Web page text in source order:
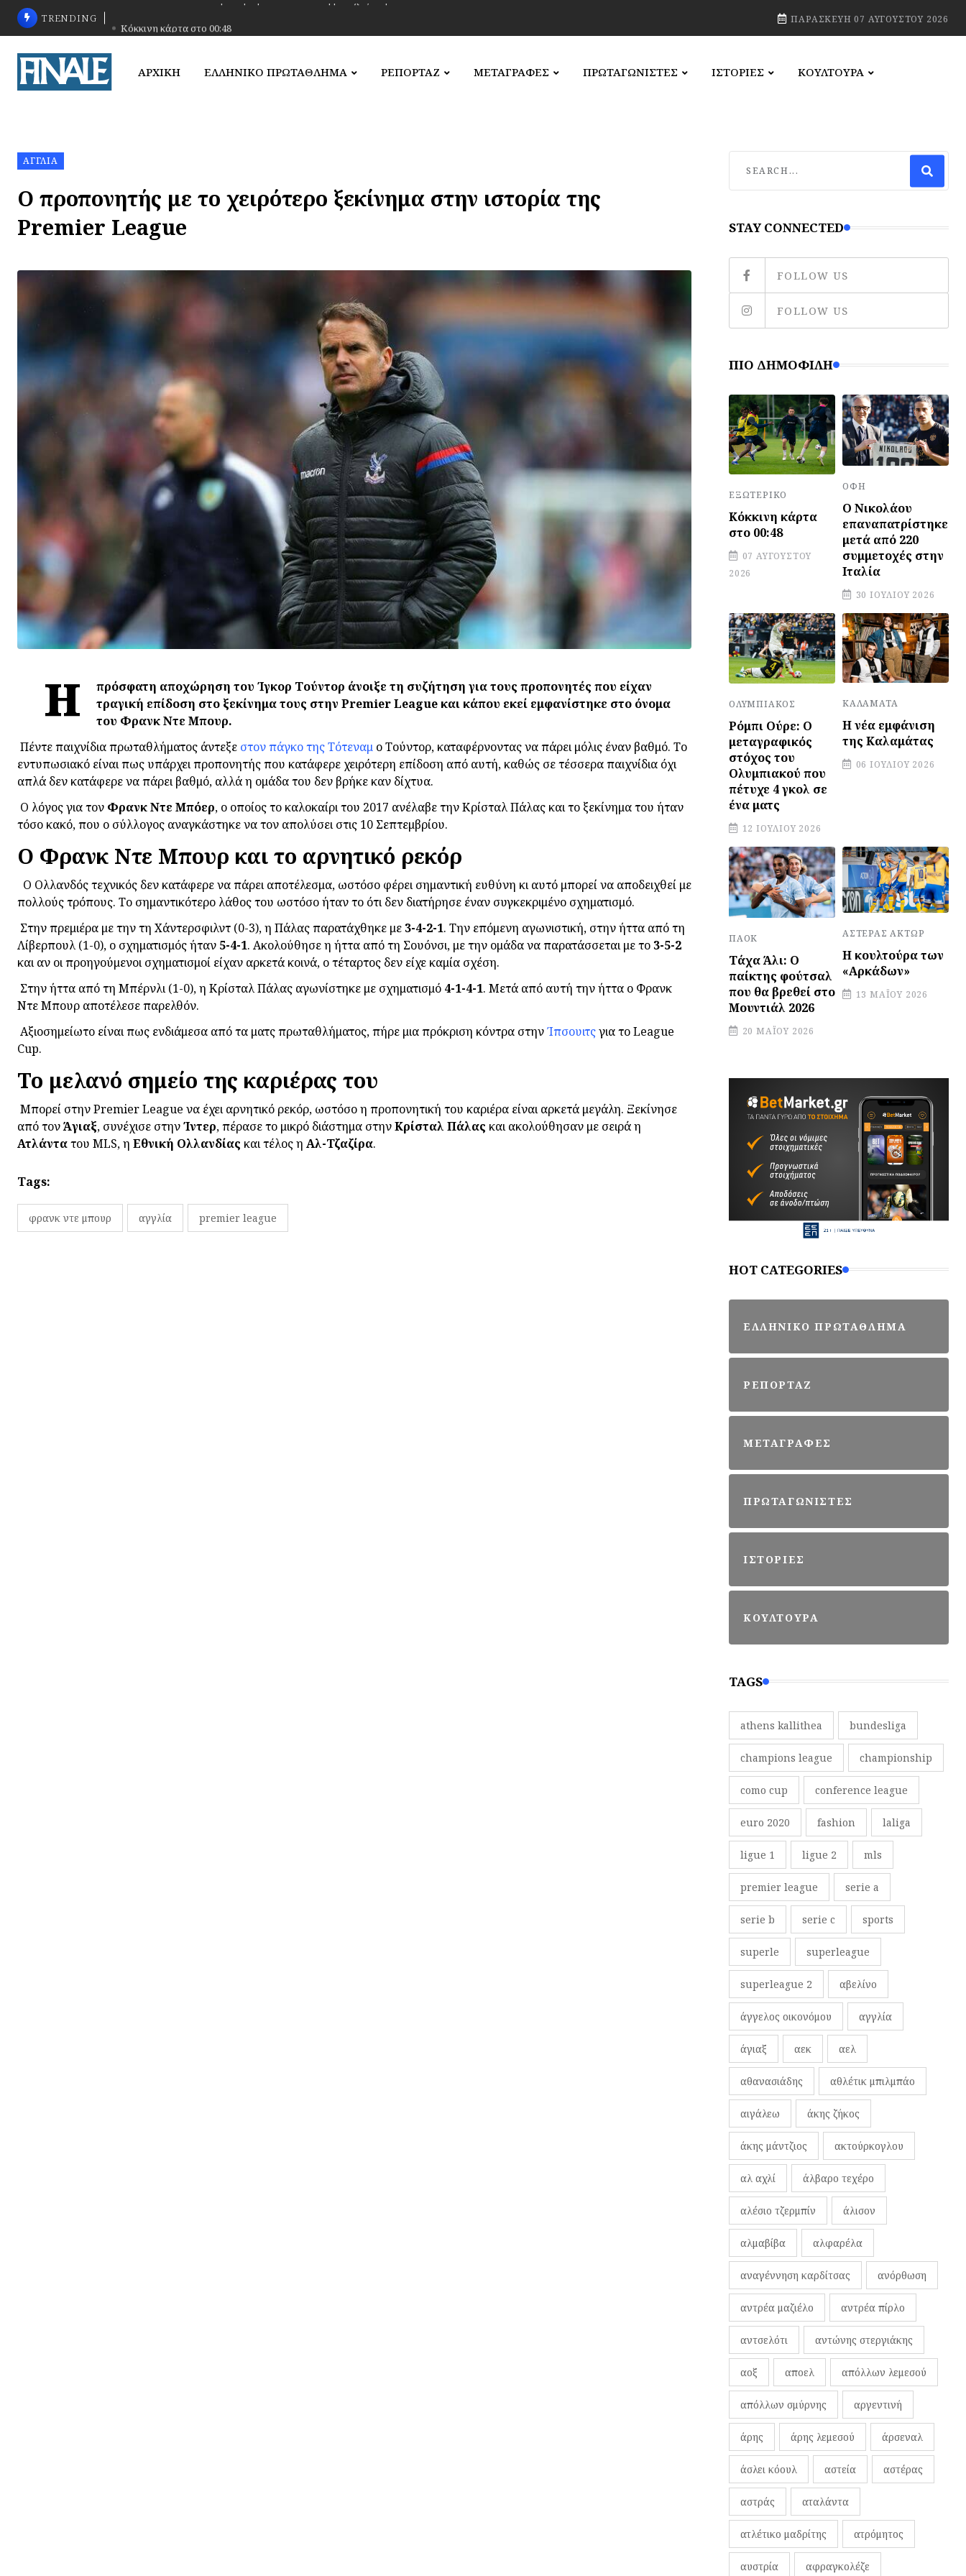
TRENDING ΠΑΡΑΣΚΕΥΉ 07 ΑΥΓΟΎΣΤΟΥ 2026
ΑΡΧΙΚΗ ΕΛΛΗΝΙΚΟ ΠΡΩΤΑΘΛΗΜΑ ΡΕΠΟΡΤΑΖ ΜΕΤΑΓΡΑΦΕΣ ΠΡΩΤΑΓΩΝΙΣΤΕΣ ΙΣΤΟΡΙΕΣ ΚΟΥΛΤΟΥΡΑ
ΑΓΓΛΊΑ
Ο προπονητής με το χειρότερο ξεκίνημα στην ιστορία της
Premier League
Η
πρόσφατη αποχώρηση του Ίγκορ Τούντορ άνοιξε τη συζήτηση για τους προπονητές που είχαν
τραγική επίδοση στο ξεκίνημα τους στην Premier League και κάπου εκεί εμφανίστηκε στο όνομα
του Φρανκ Ντε Μπουρ.
Πέντε παιχνίδια πρωταθλήματος άντεξε στον πάγκο της Τότεναμ ο Τούντορ, καταφέρνοντας να πάρει μόλις έναν βαθμό. Το
εντυπωσιακό είναι πως υπάρχει προπονητής που κατάφερε χειρότερη επίδοση από αυτή, καθώς σε τέσσερα παιχνίδια όχι
απλά δεν κατάφερε να πάρει βαθμό, αλλά η ομάδα του δεν βρήκε καν δίχτυα.
Ο λόγος για τον ΦρανκΝτε Μπόερ, ο οποίος το καλοκαίρι του 2017 ανέλαβε την Κρίσταλ Πάλας και το ξεκίνημα του ήταν
τόσο κακό, που ο σύλλογος αναγκάστηκε να τον απολύσει στις 10 Σεπτεμβρίου.
Ο Φρανκ Ντε Μπουρ και το αρνητικό ρεκόρ
Ο Ολλανδός τεχνικός δεν κατάφερε να πάρει αποτέλεσμα, ωστόσο φέρει σημαντική ευθύνη κι αυτό μπορεί να αποδειχθεί με
πολλούς τρόπους. Το σημαντικότερο λάθος του ωστόσο ήταν το ότι δεν διατήρησε έναν συγκεκριμένο σχηματισμό.
Στην πρεμιέρα με την τη Χάντερσφιλντ (0-3), η Πάλας παρατάχθηκε με 3-4-2-1. Την επόμενη αγωνιστική, στην ήττα από τη
Λίβερπουλ (1-0), ο σχηματισμός ήταν 5-4-1. Ακολούθησε η ήττα από τη Σουόνσι, με την ομάδα να παρατάσσεται με το 3-5-2
και αν οι προηγούμενοι σχηματισμοί είχαν αρκετά κοινά, ο τέταρτος δεν είχε καμία σχέση.
Στην ήττα από τη Μπέρνλι (1-0), η Κρίσταλ Πάλας αγωνίστηκε με σχηματισμό 4-1-4-1. Μετά από αυτή την ήττα ο Φρανκ
Ντε Μπουρ αποτέλεσε παρελθόν.
Αξιοσημείωτο είναι πως ενδιάμεσα από τα ματς πρωταθλήματος, πήρε μια πρόκριση κόντρα στηνΊπσουιτςγια το League
Cup.
Το μελανό σημείο της καριέρας του
Μπορεί στην Premier League να έχει αρνητικό ρεκόρ, ωστόσο η προπονητική του καριέρα είναι αρκετά μεγάλη. Ξεκίνησε
από τονΆγιαξ, συνέχισε στηνΊντερ, πέρασε το μικρό διάστημα στηνΚρίσταλΠάλας και ακολούθησαν με σειρά η
Ατλάντατου MLS, η Εθνική Ολλανδίας και τέλος η Αλ-Τζαζίρα.
Tags:
φρανκ ντε μπουρ αγγλία premier league
STAY CONNECTED
FOLLOW US
FOLLOW US
ΠΙΟ ΔΗΜΟΦΙΛΉ
ΕΞΩΤΕΡΙΚΌ
Κόκκινη κάρτα
στο 00:48
07 ΑΥΓΟΎΣΤΟΥ
2026
ΟΦΗ
Ο Νικολάου
επαναπατρίστηκε
μετά από 220
συμμετοχές στην
Ιταλία
30 ΙΟΥΛΊΟΥ 2026
ΟΛΥΜΠΙΑΚΌΣ
Ρόμπι Ούρε: Ο
μεταγραφικός
στόχος του
Ολυμπιακού που
πέτυχε 4 γκολ σε
ένα ματς
12 ΙΟΥΛΊΟΥ 2026
ΚΑΛΑΜΆΤΑ
Η νέα εμφάνιση
της Καλαμάτας
06 ΙΟΥΛΊΟΥ 2026
ΠΑΟΚ
Τάχα Άλι: Ο
παίκτης φούτσαλ
που θα βρεθεί στο
Μουντιάλ 2026
20 ΜΑΪ́ΟΥ 2026
ΑΣΤΈΡΑΣ ΆΚΤΩΡ
Η κουλτούρα των
«Αρκάδων»
13 ΜΑΪ́ΟΥ 2026
HOT CATEGORIES
ΕΛΛΗΝΙΚΟ ΠΡΩΤΑΘΛΗΜΑ
ΡΕΠΟΡΤΑΖ
ΜΕΤΑΓΡΑΦΕΣ
ΠΡΩΤΑΓΩΝΙΣΤΕΣ
ΙΣΤΟΡΙΕΣ
ΚΟΥΛΤΟΥΡΑ
TAGS
athens kallithea bundesliga
champions league championship
como cup conference league
euro 2020 fashion laliga
ligue 1 ligue 2 mls
premier league serie a
serie b serie c sports
superle superleague
superleague 2 αβελίνο
άγγελος οικονόμου αγγλία
άγιαξ αεκ αελ
αθανασιάδης αθλέτικ μπιλμπάο
αιγάλεω άκης ζήκος
άκης μάντζιος ακτούρκογλου
αλ αχλί άλβαρο τεχέρο
αλέσιο τζερμπίν άλισον
αλμαβίβα αλφαρέλα
αναγέννηση καρδίτσας ανόρθωση
αντρέα μαζιέλο αντρέα πίρλο
αντσελότι αντώνης στεργιάκης
αοξ αποελ απόλλων λεμεσού
απόλλων σμύρνης αργεντινή
άρης άρης λεμεσού άρσεναλ
άσλει κόουλ αστεία αστέρας
αστράς αταλάντα
ατλέτικο μαδρίτης ατρόμητος
αυστρία αφραγκολέζε